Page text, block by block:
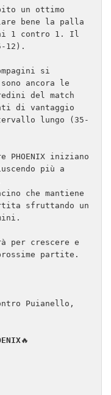
un ottimo
bene la palla
1 contro 1. Il
12).
si
ancora le
del match
di vantaggio
lungo (35-
iniziano
più a
che mantiene
sfruttando un
per crescere e
partite.
Puianello,
🔥